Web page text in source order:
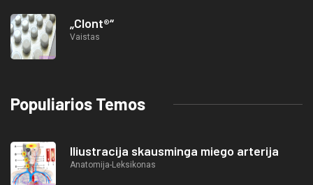
„Clont®“
Vaistas
Populiarios Temos
Iliustracija skausminga miego arterija
Anatomija-Leksikonas